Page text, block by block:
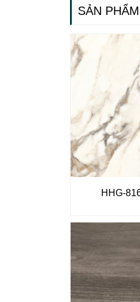
SẢN
HHG-